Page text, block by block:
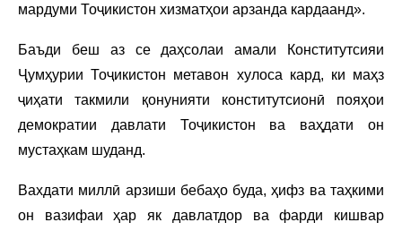
мардуми Тоҷикистон хизматҳои арзанда кардаанд».
Баъди беш аз се даҳсолаи амали Конститутсияи
Ҷумҳурии Тоҷикистон метавон хулоса кард, ки маҳз
ҷиҳати такмили қонунияти конститутсионӣ пояҳои
демократии давлати Тоҷикистон ва ваҳдати он
мустаҳкам шуданд.
Вахдати миллӣ арзиши бебаҳо буда, ҳифз ва таҳкими
он вазифаи ҳар як давлатдор ва фарди кишвар